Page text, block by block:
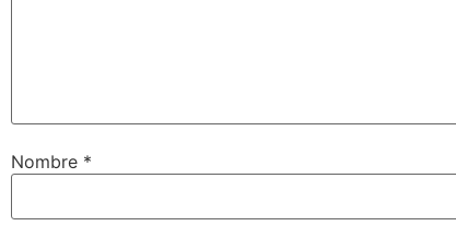
Nombre *